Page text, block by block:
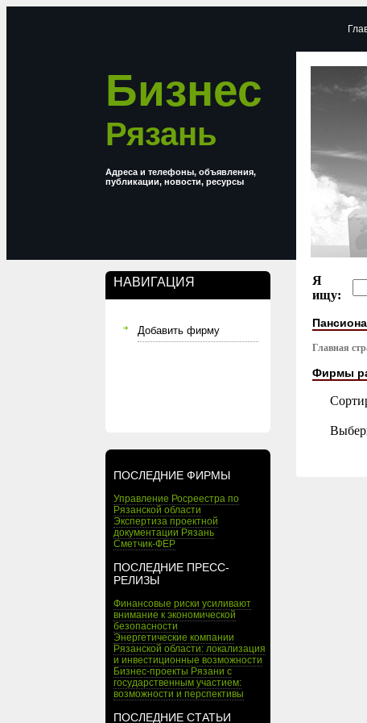
Бизнес
Рязань
Адреса и телефоны, объявления,
публикации, новости, ресурсы
НАВИГАЦИЯ
Добавить фирму
ПОСЛЕДНИЕ ФИРМЫ
Управление Росреестра по
Рязанской области
Экспертиза проектной
документации Рязань
Сметчик-ФЕР
ПОСЛЕДНИЕ ПРЕСС-
РЕЛИЗЫ
Финансовые риски усиливают
внимание к экономической
безопасности
Энергетические компании
Рязанской области: локализация
и инвестиционные возможности
Бизнес-проекты Рязани с
государственным участием:
возможности и перспективы
ПОСЛЕДНИЕ СТАТЬИ
Я
ищу:
Главная
Фирмы